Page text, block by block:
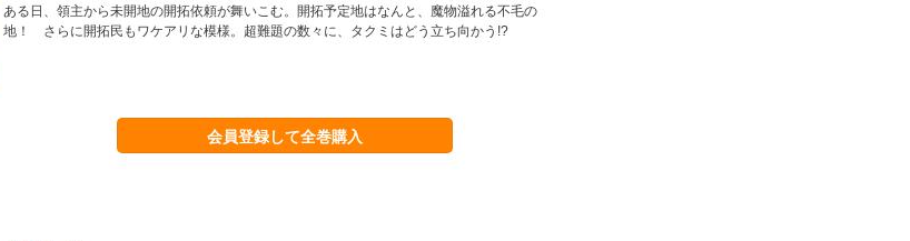
ある日、領主から未開地の開拓依頼が舞いこむ。開拓予定地はなんと、魔物溢れる不毛の
地！ さらに開拓民もワケアリな模様。超難題の数々に、タクミはどう立ち向かう!?
会員登録して全巻購入